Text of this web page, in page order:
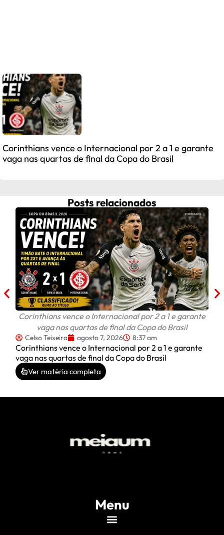
Corinthians vence o Internacional por 2 a 1 e garante
vaga nas quartas de final da Copa do Brasil
Posts relacionados
Corinthians vence o Internacional por 2 a 1 e garante
vaga nas quartas de final da Copa do Brasil
Celso Teixeira agosto 7, 2026 8:37 am
Corinthians vence o Internacional por 2 a 1 e garante
vaga nas quartas de final da Copa do Brasil
Ver matéria completa
Menu